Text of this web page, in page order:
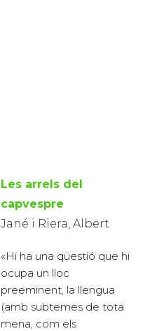
Les arrels del
capvespre
Jané i Riera, Albert
«Hi ha una qüestió que hi
ocupa un lloc
preeminent, la llengua
(amb subtemes de tota
mena, com els